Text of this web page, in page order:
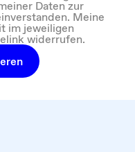
Daten zur
Meine
im jeweiligen
widerrufen.